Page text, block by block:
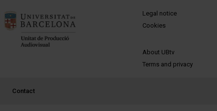
MENÚ PEU 1
Legal notice
Cookies
PEU 2
About UBtv
Terms and privacy
PEU 3
Contact